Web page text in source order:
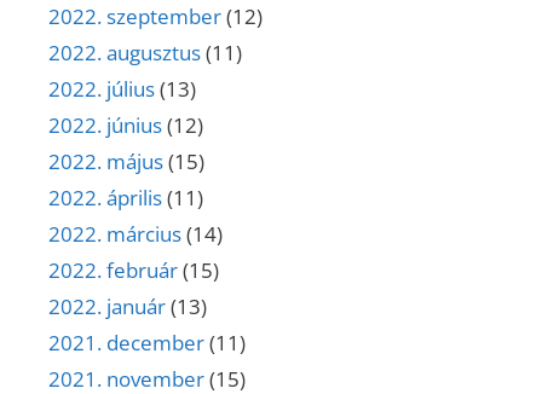
2022. szeptember(12)
2022. augusztus(11)
2022. július(13)
2022. június(12)
2022. május(15)
2022. április(11)
2022. március(14)
2022. február(15)
2022. január(13)
2021. december(11)
2021. november(15)